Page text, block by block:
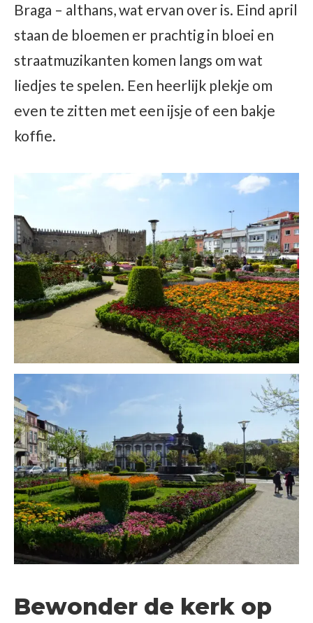
Braga – althans, wat ervan over is. Eind april
staan de bloemen er prachtig in bloei en
straatmuzikanten komen langs om wat
liedjes te spelen. Een heerlijk plekje om
even te zitten met een ijsje of een bakje
koffie.
Bewonder de kerk op